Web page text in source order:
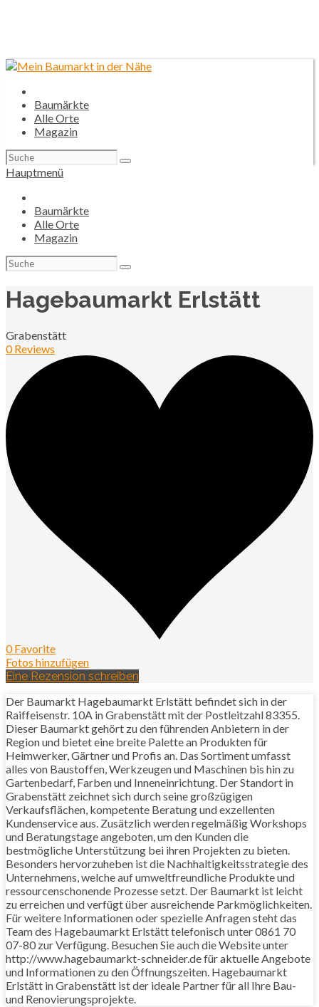
Baumärkte
Alle Orte
Magazin
Suchen
nach:
Hauptmenü
Baumärkte
Alle Orte
Magazin
Suchen
nach:
Hagebaumarkt Erlstätt
Grabenstätt
0 Reviews
0 Favorite
Fotos hinzufügen
Eine Rezension schreiben
Der Baumarkt Hagebaumarkt Erlstätt befindet sich in der
Raiffeisenstr. 10A in Grabenstätt mit der Postleitzahl 83355.
Dieser Baumarkt gehört zu den führenden Anbietern in der
Region und bietet eine breite Palette an Produkten für
Heimwerker, Gärtner und Profis an. Das Sortiment umfasst
alles von Baustoffen, Werkzeugen und Maschinen bis hin zu
Gartenbedarf, Farben und Inneneinrichtung. Der Standort in
Grabenstätt zeichnet sich durch seine großzügigen
Verkaufsflächen, kompetente Beratung und exzellenten
Kundenservice aus. Zusätzlich werden regelmäßig Workshops
und Beratungstage angeboten, um den Kunden die
bestmögliche Unterstützung bei ihren Projekten zu bieten.
Besonders hervorzuheben ist die Nachhaltigkeitsstrategie des
Unternehmens, welche auf umweltfreundliche Produkte und
ressourcenschonende Prozesse setzt. Der Baumarkt ist leicht
zu erreichen und verfügt über ausreichende Parkmöglichkeiten.
Für weitere Informationen oder spezielle Anfragen steht das
Team des Hagebaumarkt Erlstätt telefonisch unter 0861 70
07-80 zur Verfügung. Besuchen Sie auch die Website unter
http://www.hagebaumarkt-schneider.de für aktuelle Angebote
und Informationen zu den Öffnungszeiten. Hagebaumarkt
Erlstätt in Grabenstätt ist der ideale Partner für all Ihre Bau-
und Renovierungsprojekte.